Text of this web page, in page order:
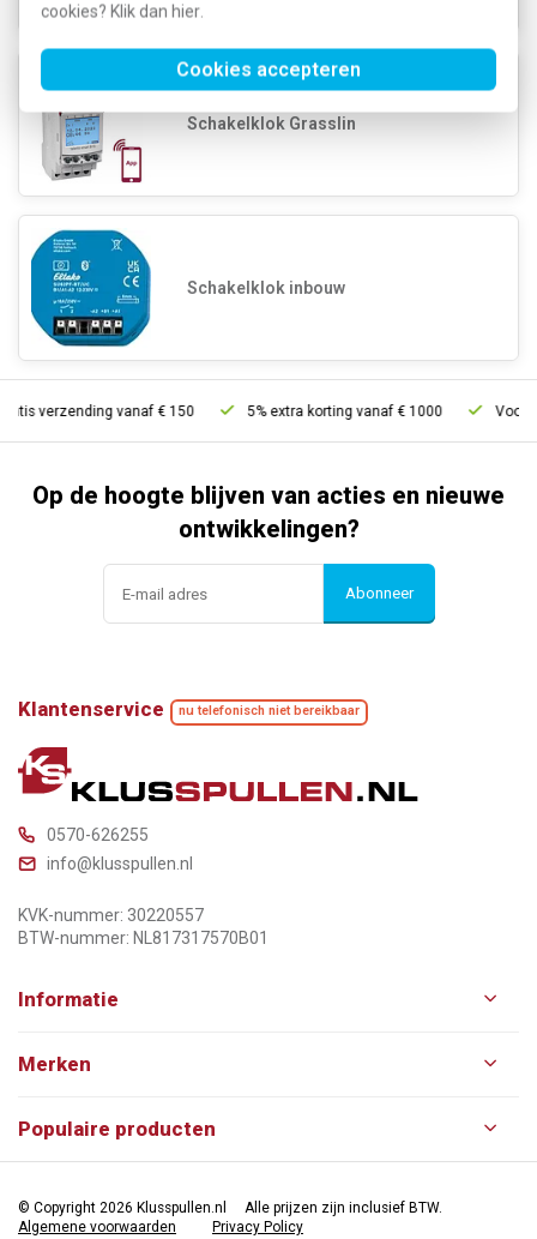
cookies? Klik dan hier.
Cookies accepteren
Schakelklok Grasslin
Schakelklok inbouw
verzending vanaf € 150 5% extra korting vanaf € 1000 Voor
Op de hoogte blijven van acties en nieuwe
ontwikkelingen?
Abonneer
Klantenservice nu telefonisch niet bereikbaar
0570-626255
info@klusspullen.nl
KVK-nummer: 30220557
BTW-nummer: NL817317570B01
Informatie
Merken
Populaire producten
© Copyright 2026 Klusspullen.nl
Alle prijzen zijn inclusief BTW.
Algemene voorwaarden
Privacy Policy